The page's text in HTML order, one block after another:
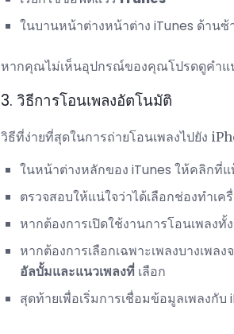
ในบานหน้าต่างหน้าต่าง iTunes ด้าน
หากคุณไม่เห็นอุปกรณ์ของคุณโปรดดูคำแ
3. วิธีการโอนเพลงอัตโนมัติ
วิธีที่ง่ายที่สุดในการถ่ายโอนเพลงไปยัง
ในหน้าต่างหลักของ iTunes ให้คลิกที่
ตรวจสอบให้แน่ใจว่าได้เลือกช่องทำเค
หากต้องการเปิดใช้งานการโอนเพลง
หากต้องการเลือกเฉพาะเพลงบางเพ
อัลบั้มและแนวเพลงที่ เลือก
สุดท้ายเพื่อเริ่มการเชื่อมข้อมูลเพลง